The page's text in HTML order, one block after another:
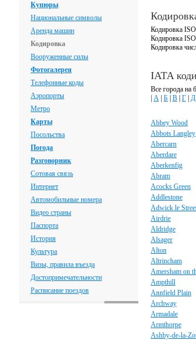
Купюры
Национальные символы
Аренда машин
Кодировка
Вооруженные силы
Фотогалерея
Телефонные коды
Аэропорты
Метро
Карты
Посольства
Погода
Разговорник
Сотовая связь
Интернет
Автомобильные номера
Видео страны
Паспорта
История
Культура
Визы, правила въезда
Достопримечательности
Расписание поездов
Кодировка
Кодировка
Кодировка
IATA
Все города на
А Б В Г Д
Abbey Wood
Abbots Langley
Abercarn
Aberdare
Aberkenfig
Abram
Acocks Green
Addlestone
Adwick le
Airdrie
Aldridge
Alsager
Alton
Altrincham
Amersham on
Ampthill
Annfield Plain
Archway
Armadale
Armthorpe
Ashby-de-la-